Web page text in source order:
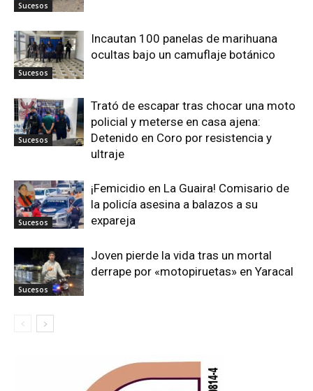
Sucesos
Sucesos
Incautan 100 panelas de marihuana
ocultas bajo un camuflaje botánico
Sucesos
Trató de escapar tras chocar una moto
policial y meterse en casa ajena:
Detenido en Coro por resistencia y
ultraje
Sucesos
¡Femicidio en La Guaira! Comisario de
la policía asesina a balazos a su
expareja
Sucesos
Joven pierde la vida tras un mortal
derrape por «motopiruetas» en Yaracal